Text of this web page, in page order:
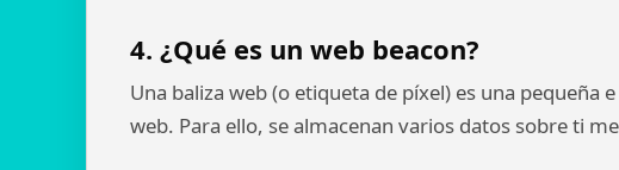
4. ¿Qué es un web beacon?
Una baliza web (o etiqueta de píxel) es una
web. Para ello, se almacenan varios datos sobre ti